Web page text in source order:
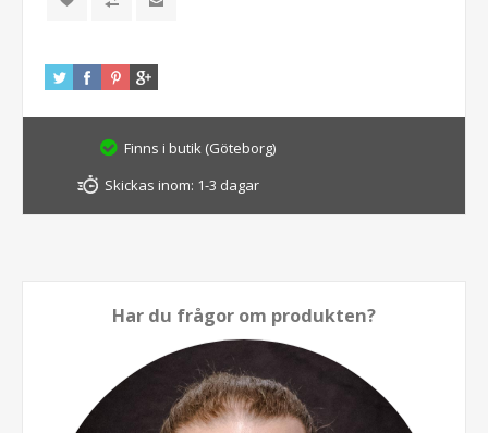
Finns i butik (Göteborg)
Skickas inom: 1-3 dagar
Har du frågor om produkten?